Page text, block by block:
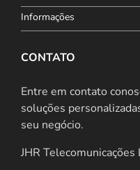
Informações
CONTATO
Entre em contato
soluções
seu negócio.
JHR Telecomunicações